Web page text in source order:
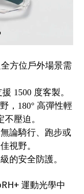
方位戶外場景需
援 1500 度客製。
， 180° 高彈性輕
壓迫。
論騎行、跑步或
視野。
的安全防護。
運動光學中